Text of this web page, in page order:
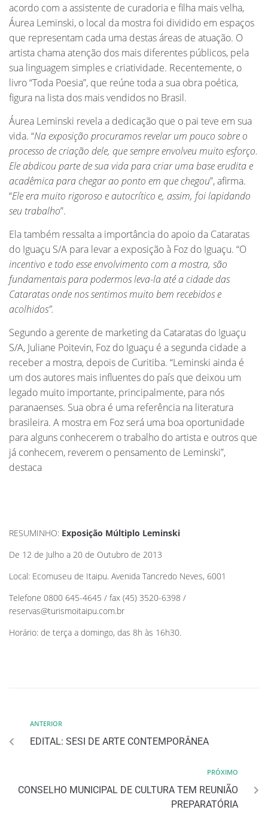
acordo com a assistente de curadoria e filha mais velha,
Áurea Leminski, o local da mostra foi dividido em espaços
que representam cada uma destas áreas de atuação. O
artista chama atenção dos mais diferentes públicos, pela
sua linguagem simples e criatividade. Recentemente, o
livro “Toda Poesia”, que reúne toda a sua obra poética,
figura na lista dos mais vendidos no Brasil.
Áurea Leminski revela a dedicação que o pai teve em sua
vida. “Na exposição procuramos revelar um pouco sobre o
processo de criação dele, que sempre envolveu muito esforço.
Ele abdicou parte de sua vida para criar uma base erudita e
acadêmica para chegar ao ponto em que chegou”, afirma.
“Ele era muito rigoroso e autocrítico e, assim, foi lapidando
seu trabalho”.
Ela também ressalta a importância do apoio da Cataratas
do Iguaçu S/A para levar a exposição à Foz do Iguaçu. “O
incentivo e todo esse envolvimento com a mostra, são
fundamentais para podermos leva-la até a cidade das
Cataratas onde nos sentimos muito bem recebidos e
acolhidos”.
Segundo a gerente de marketing da Cataratas do Iguaçu
S/A, Juliane Poitevin, Foz do Iguaçu é a segunda cidade a
receber a mostra, depois de Curitiba. “Leminski ainda é
um dos autores mais influentes do país que deixou um
legado muito importante, principalmente, para nós
paranaenses. Sua obra é uma referência na literatura
brasileira. A mostra em Foz será uma boa oportunidade
para alguns conhecerem o trabalho do artista e outros que
já conhecem, reverem o pensamento de Leminski”,
destaca
RESUMINHO: Exposição Múltiplo Leminski
De 12 de Julho a 20 de Outubro de 2013
Local: Ecomuseu de Itaipu. Avenida Tancredo Neves, 6001
Telefone 0800 645-4645 / fax (45) 3520-6398 /
reservas@turismoitaipu.com.br
Horário: de terça a domingo, das 8h às 16h30.
ANTERIOR
EDITAL: SESI DE ARTE CONTEMPORÂNEA
PRÓXIMO
CONSELHO MUNICIPAL DE CULTURA TEM REUNIÃO
PREPARATÓRIA